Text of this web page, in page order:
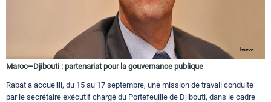
Maroc–Djibouti : partenariat pour la gouvernance publique
Rabat a accueilli, du 15 au 17 septembre, une mission de travail conduite
par le secrétaire exécutif chargé du Portefeuille de Djibouti, dans le cadre